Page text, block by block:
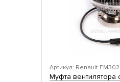
Артикул: Renault
Муфта вентилятора